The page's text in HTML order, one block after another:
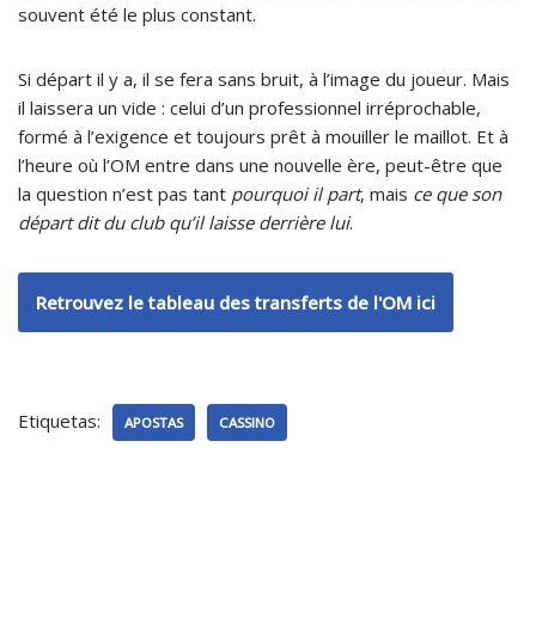
souvent été le plus constant.
Si départ il y a, il se fera sans bruit, à l’image du joueur. Mais
il laissera un vide : celui d’un professionnel irréprochable,
formé à l’exigence et toujours prêt à mouiller le maillot. Et à
l’heure où l’OM entre dans une nouvelle ère, peut-être que
la question n’est pas tant pourquoi il part, mais ce que son
départ dit du club qu’il laisse derrière lui.
Retrouvez le tableau des transferts de l'OM ici
Etiquetas: APOSTAS CASSINO